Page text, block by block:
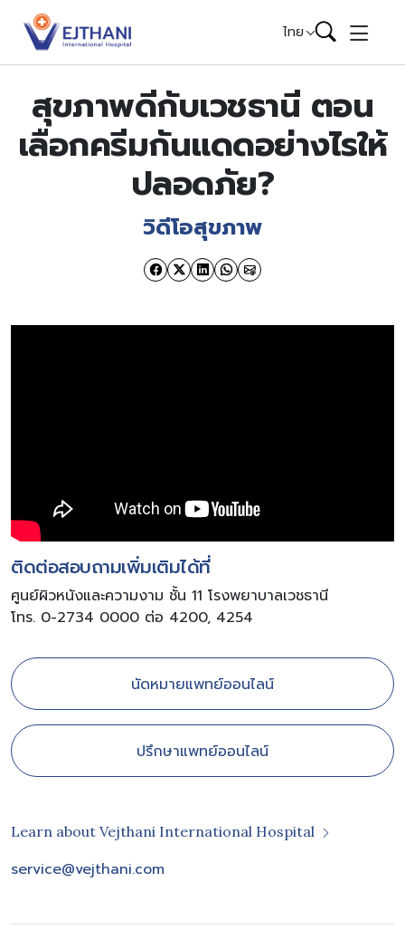
Skip to content
ไทย
สุขภาพดีกับเวชธานี ตอน
เลือกครีมกันแดดอย่างไรให้
ปลอดภัย?
วิดีโอสุขภาพ
ติดต่อสอบถามเพิ่มเติมได้ที่
ศูนย์ผิวหนังและความงาม ชั้น 11 โรงพยาบาลเวชธานี
โทร. 0-2734 0000 ต่อ 4200, 4254
นัดหมายแพทย์ออนไลน์
ปรึกษาแพทย์ออนไลน์
Learn about Vejthani International Hospital
service@vejthani.com